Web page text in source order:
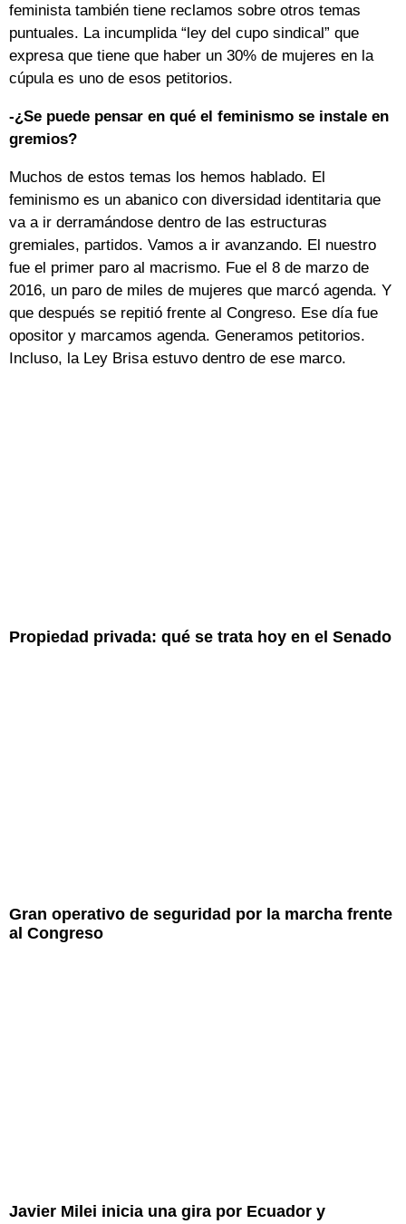
feminista también tiene reclamos sobre otros temas
puntuales. La incumplida “ley del cupo sindical” que
expresa que tiene que haber un 30% de mujeres en la
cúpula es uno de esos petitorios.
-¿Se puede pensar en qué el feminismo se instale en
gremios?
Muchos de estos temas los hemos hablado. El
feminismo es un abanico con diversidad identitaria que
va a ir derramándose dentro de las estructuras
gremiales, partidos. Vamos a ir avanzando. El nuestro
fue el primer paro al macrismo. Fue el 8 de marzo de
2016, un paro de miles de mujeres que marcó agenda. Y
que después se repitió frente al Congreso. Ese día fue
opositor y marcamos agenda. Generamos petitorios.
Incluso, la Ley Brisa estuvo dentro de ese marco.
Propiedad privada: qué se trata hoy en el Senado
Gran operativo de seguridad por la marcha frente
al Congreso
Javier Milei inicia una gira por Ecuador y